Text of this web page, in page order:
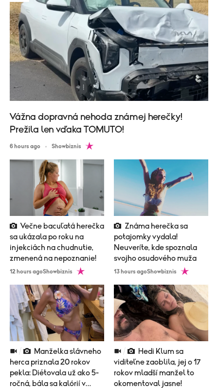
Vážna dopravná nehoda známej herečky!
Prežila len vďaka TOMUTO!
6 hours ago Showbiznis
sa ukázala po roku na
injekciách na chudnutie,
zmenená na nepoznanie!
12 hours agoShowbiznis
potajomky vydala!
Neuveríte, kde spoznala
svojho osudového muža
13 hours agoShowbiznis
herca priznala 20 rokov
pekla: Diétovala už ako 5-
ročná, bála sa kalórií v
viditeľne zaoblila, jej o 17
rokov mladší manžel to
okomentoval jasne!